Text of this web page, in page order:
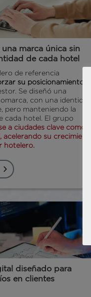
marca única sin
de cada hotel
de referencia
su posicionamiento
Se diseñó una
con una identidad
pero manteniendo la
cada hotel. El grupo
a ciudades clave como
acelerando su crecimiento
hotelero.
diseñado para
en clientes